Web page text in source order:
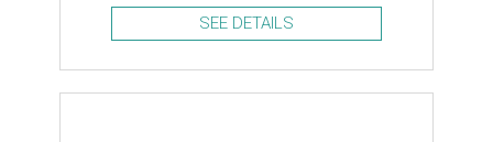
SEE DETAILS